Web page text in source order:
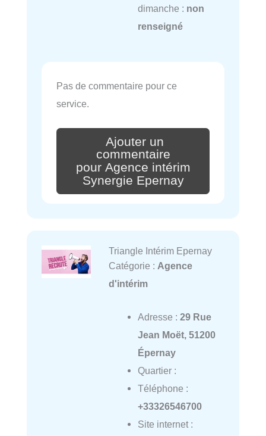
dimanche : non
renseigné
Pas de commentaire pour ce
service.
Ajouter un
commentaire
pour Agence intérim
Synergie Epernay
Triangle Intérim Epernay
Catégorie : Agence
d'intérim
Adresse : 29 Rue
Jean Moët, 51200
Épernay
Quartier :
Téléphone :
+33326546700
Site internet :